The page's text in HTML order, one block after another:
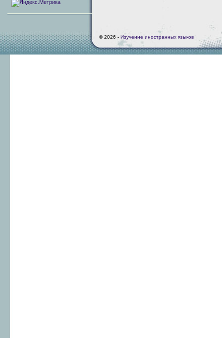
© 2026 - Изучение иностранных языков